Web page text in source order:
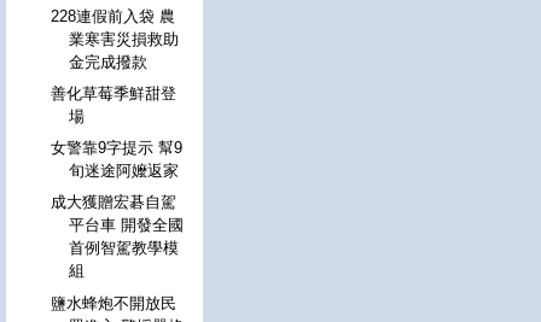
228連假前入袋 農
業寒害災損救助
金完成撥款
善化草莓季鮮甜登
場
女警靠9字提示 幫9
旬迷途阿嬤返家
成大獲贈宏碁自駕
平台車 開發全國
首例智駕教學模
組
鹽水蜂炮不開放民